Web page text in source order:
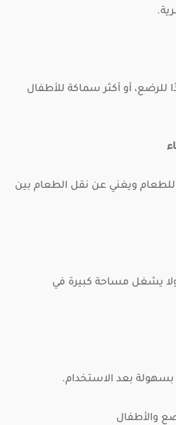
للرضع، أو أكثر سماكة للأطفال
للطعام ويغني عن نقل الطعام بين
يشغل مساحة كبيرة في
بسهولة بعد الاستخدام.
والأطفال